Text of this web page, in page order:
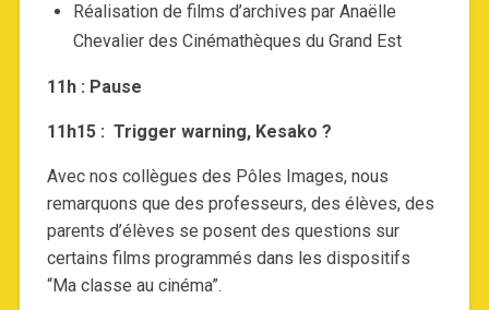
Réalisation de films d’archives par Anaëlle
Chevalier des Cinémathèques du Grand Est
11h : Pause
11h15 : Trigger warning, Kesako ?
Avec nos collègues des Pôles Images, nous
remarquons que des professeurs, des élèves, des
parents d’élèves se posent des questions sur
certains films programmés dans les dispositifs
“Ma classe au cinéma”.